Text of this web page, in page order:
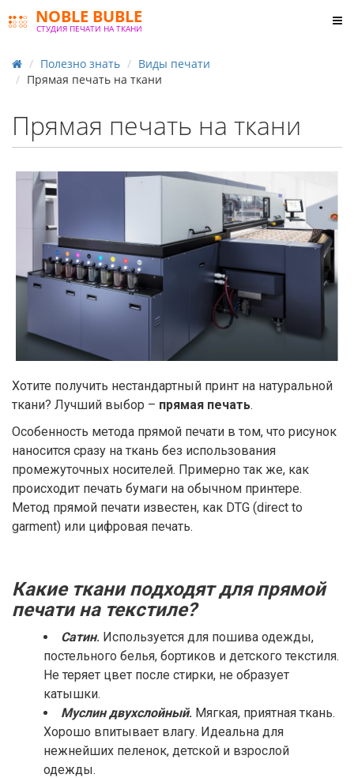
NOBLE BUBLE
СТУДИЯ ПЕЧАТИ НА ТКАНИ
Полезно знать
Виды печати
Прямая печать на ткани
Прямая печать на ткани
Хотите получить нестандартный принт на натуральной
ткани? Лучший выбор – прямая печать.
Особенность метода прямой печати в том, что рисунок
наносится сразу на ткань без использования
промежуточных носителей. Примерно так же, как
происходит печать бумаги на обычном принтере.
Метод прямой печати известен, как DTG (direct to
garment) или цифровая печать.
Какие ткани подходят для прямой
печати на текстиле?
Сатин. Используется для пошива одежды,
постельного белья, бортиков и детского текстиля.
Не теряет цвет после стирки, не образует
катышки.
Муслин двухслойный. Мягкая, приятная ткань.
Хорошо впитывает влагу. Идеальна для
нежнейших пеленок, детской и взрослой
одежды.